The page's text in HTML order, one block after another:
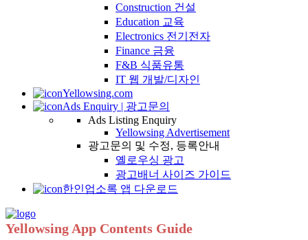
Construction 건설
Education 교육
Electronics 전기전자
Finance 금융
F&B 식품유통
IT 웹 개발/디자인
Yellowsing.com
Ads Enquiry | 광고문의
Ads Listing Enquiry
Yellowsing Advertisement
광고문의 및 수정, 등록안내
옐로우싱 광고
광고배너 사이즈 가이드
한인업소록 앱 다운로드
Yellowsing App Contents Guide